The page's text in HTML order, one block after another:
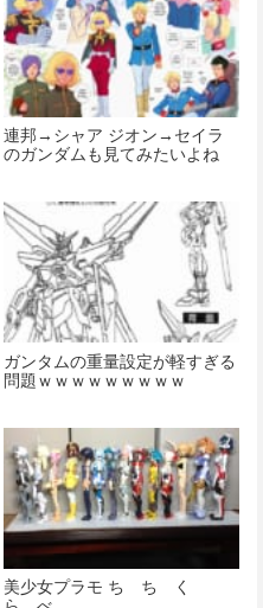
連邦→シャア ジオン→セイラ
のガンダムも見てみたいよね
ガンタムの重量設定が軽すぎる
問題ｗｗｗｗｗｗｗｗｗ
美少女プラモ ち ち く